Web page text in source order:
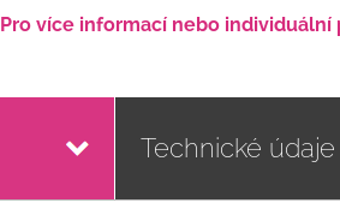
Pro více informací nebo
Technické údaje